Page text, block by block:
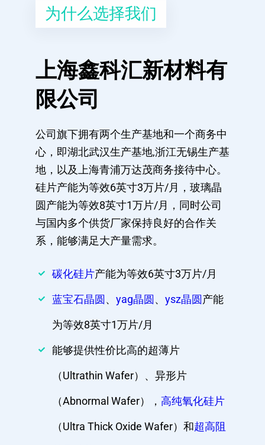
为什么选择我们
上海鑫科汇新材料有
限公司
公司旗下拥有两个生产基地和一个商务中
心，即湖北武汉生产基地,浙江无锡生产基
地，以及上海青浦万达茂商务接待中心。
硅片产能为等效6英寸3万片/月，玻璃晶
圆产能为等效8英寸1万片/月，同时公司
与国内多个供货厂家保持良好的合作关
系，能够满足大产量需求。
碳化硅片产能为等效6英寸3万片/月
蓝宝石晶圆 、 yag晶圆 、 ysz晶圆 产能
为等效8英寸1万片/月
能够提供性价比高的超薄片
（Ultrathin Wafer）、异形片
（Abnormal Wafer）， 高纯氧化硅片
（Ultra Thick Oxide Wafer）和超高阻